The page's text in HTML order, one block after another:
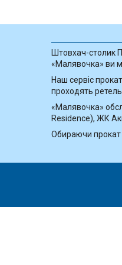
Штовхач-столик
«Малявочка» ви
Наш сервіс
проходять
«Малявочка»
Residence), ЖК
Обираючи прокат